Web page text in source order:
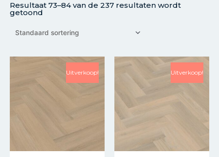
Resultaat 73–84 van de 237 resultaten wordt
getoond
Uitverkoop! Uitverkoop!